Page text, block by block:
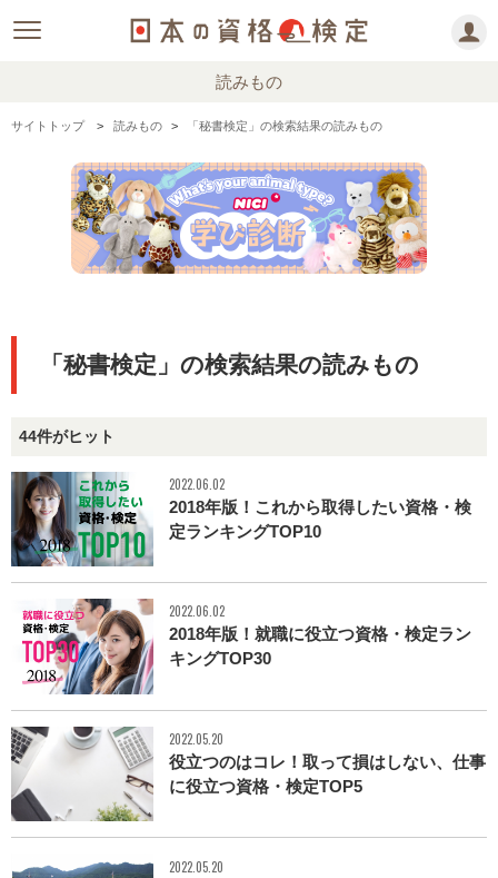
読みもの
サイトトップ 読みもの 「秘書検定」の検索結果の読みもの
「秘書検定」の検索結果の読みもの
44件がヒット
2022.06.02
2018年版！これから取得したい資格・検
定ランキングTOP10
2022.06.02
2018年版！就職に役立つ資格・検定ラン
キングTOP30
2022.05.20
役立つのはコレ！取って損はしない、仕事
に役立つ資格・検定TOP5
2022.05.20